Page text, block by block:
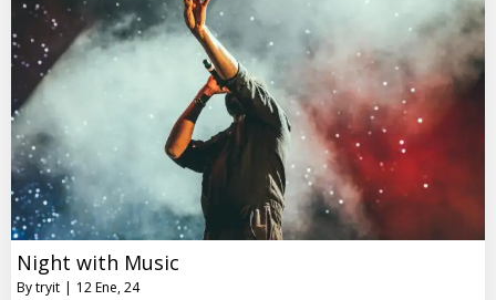
Night with Music
Bytryit | 12Ene, 24